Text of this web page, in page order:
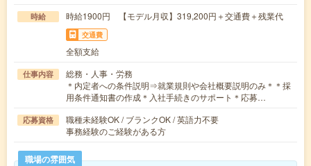
時給 時給1900円 【モデル月収】319,200円＋交通費＋残業代
交通費
全額支給
仕事内容
総務・人事・労務
＊内定者への条件説明⇒就業規則や会社概要説明のみ＊＊採
用条件通知書の作成＊入社手続きのサポート＊応募…
応募資格
職種未経験OK / ブランクOK / 英語力不要
事務経験のご経験がある方
職場の雰囲気